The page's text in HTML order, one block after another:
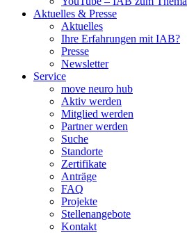
Aktuelles & Presse
Aktuelles
Ihre Erfahrungen mit IAB?
Presse
Newsletter
Service
move neuro hub
Aktiv werden
Mitglied werden
Partner werden
Suche
Standorte
Zertifikate
Anträge
FAQ
Projekte
Stellenangebote
Kontakt